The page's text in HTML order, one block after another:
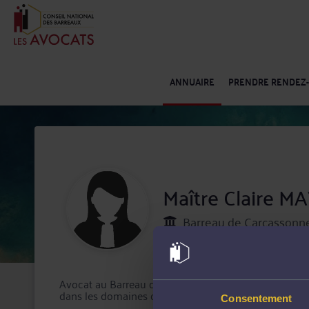
Consentement
ANNUAIRE PRENDRE
Maître Claire
Barreau de
Avocat au Barreau de Carcassonne, Maître Claire
dans les domaines du Droit pénal et Droit de la